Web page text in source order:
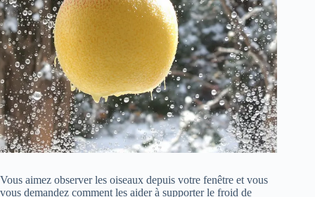
Vous aimez observer les oiseaux depuis votre fenêtre et vous
vous demandez comment les aider à supporter le froid de